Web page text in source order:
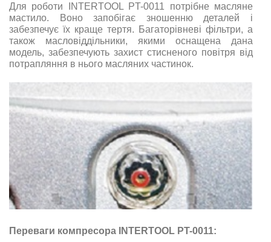
Для роботи INTERTOOL PT-0011 потрібне масляне
мастило. Воно запобігає зношенню деталей і
забезпечує їх краще тертя. Багаторівневі фільтри, а
також масловіддільники, якими оснащена дана
модель, забезпечують захист стисненого повітря від
потрапляння в нього масляних частинок.
Переваги компресора INTERTOOL PT-0011: